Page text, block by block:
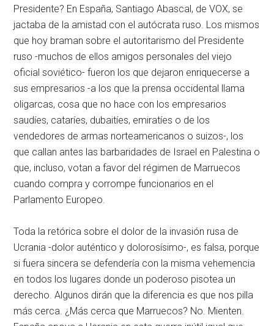
Presidente? En España, Santiago Abascal, de VOX, se
jactaba de la amistad con el autócrata ruso. Los mismos
que hoy braman sobre el autoritarismo del Presidente
ruso -muchos de ellos amigos personales del viejo
oficial soviético- fueron los que dejaron enriquecerse a
sus empresarios -a los que la prensa occidental llama
oligarcas, cosa que no hace con los empresarios
saudíes, cataríes, dubaitíes, emiratíes o de los
vendedores de armas norteamericanos o suizos-, los
que callan antes las barbaridades de Israel en Palestina o
que, incluso, votan a favor del régimen de Marruecos
cuando compra y corrompe funcionarios en el
Parlamento Europeo.
Toda la retórica sobre el dolor de la invasión rusa de
Ucrania -dolor auténtico y dolorosísimo-, es falsa, porque
si fuera sincera se defendería con la misma vehemencia
en todos los lugares donde un poderoso pisotea un
derecho. Algunos dirán que la diferencia es que nos pilla
más cerca. ¿Más cerca que Marruecos? No. Mienten.